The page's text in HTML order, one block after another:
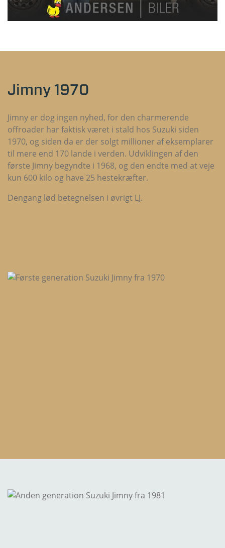
Jimny 1970
Jimny er dog ingen nyhed, for den charmerende
offroader har faktisk været i stald hos Suzuki siden
1970, og siden da er der solgt millioner af eksemplarer
til mere end 170 lande i verden. Udviklingen af den
første Jimny begyndte i 1968, og den endte med at veje
kun 600 kilo og have 25 hestekræfter.
Dengang lød betegnelsen i øvrigt LJ.